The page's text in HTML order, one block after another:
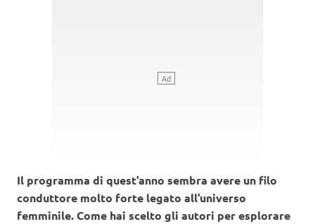
Il programma di quest’anno sembra avere un filo
conduttore molto forte legato all’universo
femminile. Come hai scelto gli autori per esplorare